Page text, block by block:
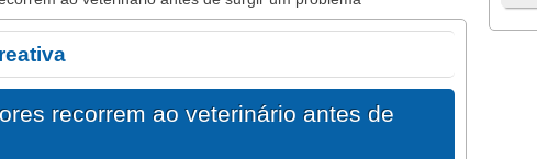
recorrem ao veterinário antes de